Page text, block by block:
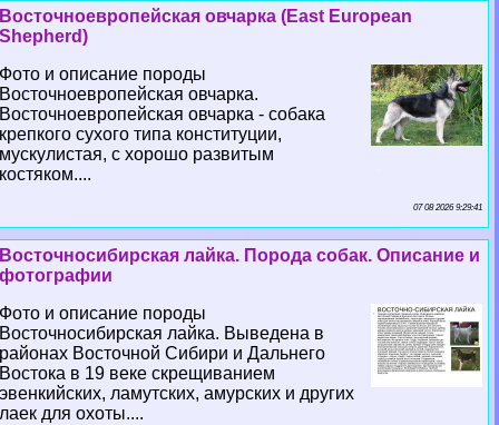
Восточноевропейская овчарка (East European
Shepherd)
Фото и описание породы
Восточноевропейская овчарка.
Восточноевропейская овчарка - собака
крепкого сухого типа конституции,
мускулистая, с хорошо развитым
костяком....
07 08 2026 9:29:41
Восточносибирская лайка. Порода собак. Описание и
фотографии
Фото и описание породы
Восточносибирская лайка. Выведена в
районах Восточной Сибири и Дальнего
Востока в 19 веке скрещиванием
эвенкийских, ламутских, амурских и других
лаек для охоты....